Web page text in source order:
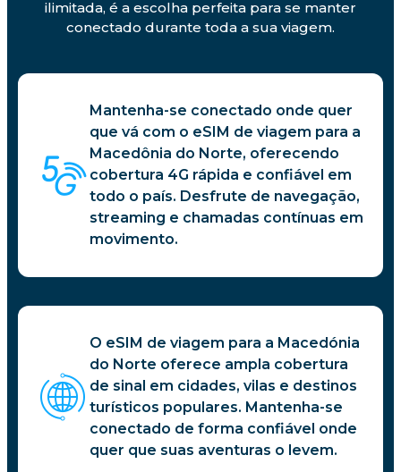
ilimitada, é a escolha perfeita para se manter
conectado durante toda a sua viagem.
Mantenha-se conectado onde quer
que vá com o eSIM de viagem para a
Macedônia do Norte, oferecendo
cobertura 4G rápida e confiável em
todo o país. Desfrute de navegação,
streaming e chamadas contínuas em
movimento.
O eSIM de viagem para a Macedónia
do Norte oferece ampla cobertura
de sinal em cidades, vilas e destinos
turísticos populares. Mantenha-se
conectado de forma confiável onde
quer que suas aventuras o levem.